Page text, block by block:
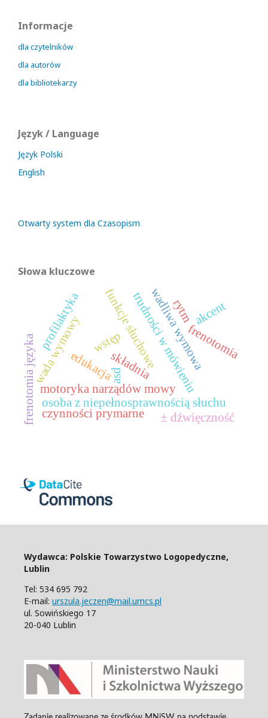
Informacje
dla czytelników
dla autorów
dla bibliotekarzy
Język / Language
Język Polski
English
Otwarty system dla Czasopism
Słowa kluczowe
wstęp
edukacjaasd
funkcje słuchowetrudności w mówieniu
osoba z niepełnosprawnością słuchu
motoryka narządów mowy
frenotomia językawada wymowy wadliwa wymowa
profilaktyka frenotomia
czynności prymarne
akcent
± dźwięczność
rytm
składnia
Wydawca: Polskie Towarzystwo Logopedyczne,
Lublin
Tel: 534 695 792
E-mail: urszula.jeczen@mail.umcs.pl
ul. Sowińskiego 17
20-040 Lublin